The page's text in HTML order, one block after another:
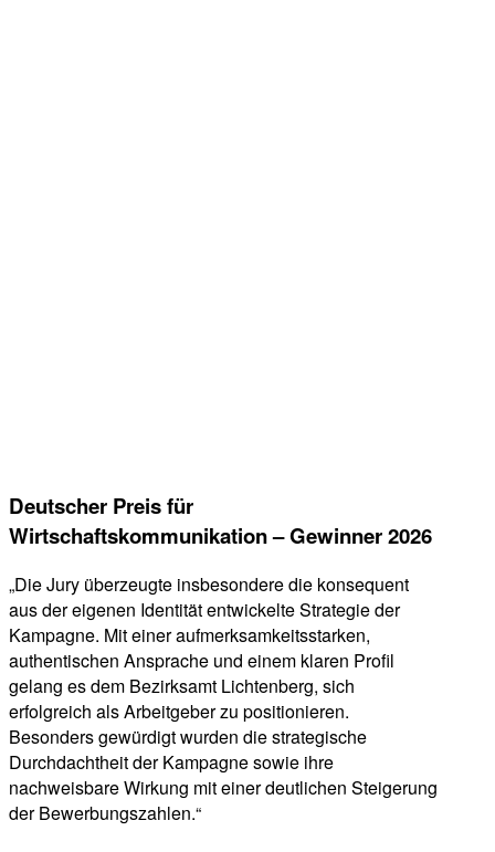
Deutscher Preis für
Wirtschaftskommunikation – Gewinner 2026
„Die Jury überzeugte insbesondere die konsequent
aus der eigenen Identität entwickelte Strategie der
Kampagne. Mit einer aufmerksamkeitsstarken,
authentischen Ansprache und einem klaren Profil
gelang es dem Bezirksamt Lichtenberg, sich
erfolgreich als Arbeitgeber zu positionieren.
Besonders gewürdigt wurden die strategische
Durchdachtheit der Kampagne sowie ihre
nachweisbare Wirkung mit einer deutlichen Steigerung
der Bewerbungszahlen.“